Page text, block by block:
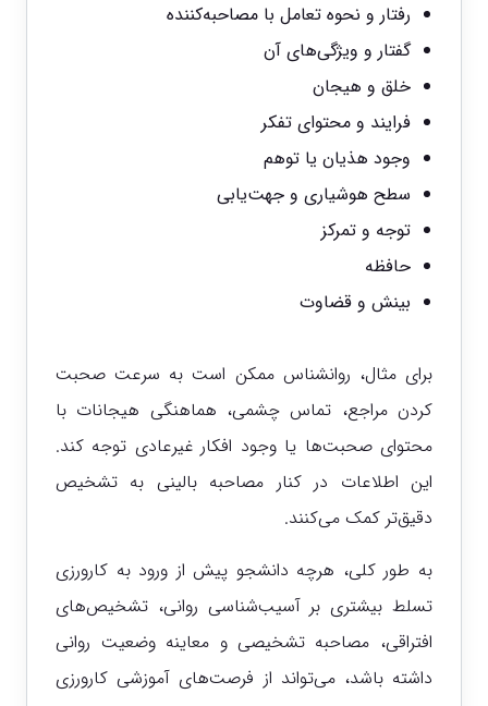
رفتار و نحوه تعامل با مصاحبه‌کننده
گفتار و ویژگی‌های آن
خلق و هیجان
فرایند و محتوای تفکر
وجود هذیان یا توهم
سطح هوشیاری و جهت‌یابی
توجه و تمرکز
حافظه
بینش و قضاوت
برای مثال، روانشناس ممکن است به سرعت صحبت
کردن مراجع، تماس چشمی، هماهنگی هیجانات با
محتوای صحبت‌ها یا وجود افکار غیرعادی توجه کند.
این اطلاعات در کنار مصاحبه بالینی به تشخیص
دقیق‌تر کمک می‌کنند.
به طور کلی، هرچه دانشجو پیش از ورود به کارورزی
تسلط بیشتری بر آسیب‌شناسی روانی، تشخیص‌های
افتراقی، مصاحبه تشخیصی و معاینه وضعیت روانی
داشته باشد، می‌تواند از فرصت‌های آموزشی کارورزی